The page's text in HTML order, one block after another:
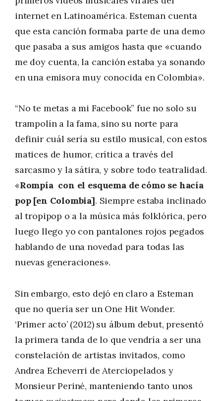
internet en Latinoamérica. Esteman cuenta
que esta canción formaba parte de una demo
que pasaba a sus amigos hasta que «cuando
me doy cuenta, la canción estaba ya sonando
en una emisora muy conocida en Colombia».
“No te metas a mi Facebook” fue no solo su
trampolín a la fama, sino su norte para
definir cuál sería su estilo musical, con estos
matices de humor, crítica a través del
sarcasmo y la sátira, y sobre todo teatralidad.
«Rompía con el esquema de cómo se hacía
pop [en Colombia]. Siempre estaba inclinado
al tropipop o a la música más folklórica, pero
luego llego yo con pantalones rojos pegados
hablando de una novedad para todas las
nuevas generaciones».
Sin embargo, esto dejó en claro a Esteman
que no quería ser un One Hit Wonder.
‘Primer acto’ (2012) su álbum debut, presentó
la primera tanda de lo que vendría a ser una
constelación de artistas invitados, como
Andrea Echeverri de Aterciopelados y
Monsieur Periné, manteniendo tanto unos